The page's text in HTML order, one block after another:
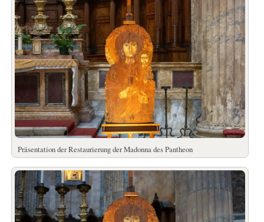
Präsentation der Restaurierung der Madonna des Pantheon